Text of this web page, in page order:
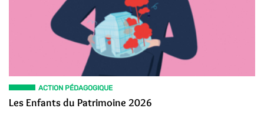
ACTION PÉDAGOGIQUE
Les Enfants du Patrimoine 2026